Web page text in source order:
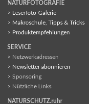
NATURFOTOGRAFIE
> Leserfoto-Galerie
> Makroschule, Tipps & Tricks
> Produktempfehlungen
SERVICE
> Netzwerkadressen
> Newsletter abonnieren
> Sponsoring
> Nützliche Links
NATURSCHUTZ.ruhr